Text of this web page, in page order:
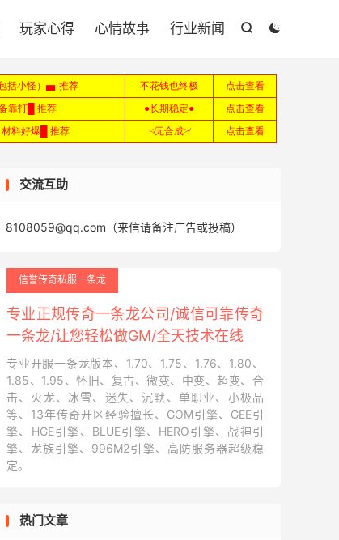


玩家心得 心情故事 行业新闻
交流互助
8108059@qq.com（来信请备注广告或投稿）
信誉传奇私服一条龙
专业正规传奇一条龙公司/诚信可靠传奇
一条龙/让您轻松做GM/全天技术在线
专业开服一条龙版本、1.70、1.75、1.76、1.80、
1.85、1.95、怀旧、复古、微变、中变、超变、合
击、火龙、冰雪、迷失、沉默、单职业、小极品
等、13年传奇开区经验擅长、GOM引擎、GEE引
擎、HGE引擎、BLUE引擎、HERO引擎、战神引
擎、龙族引擎、996M2引擎、高防服务器超级稳
定。
热门文章